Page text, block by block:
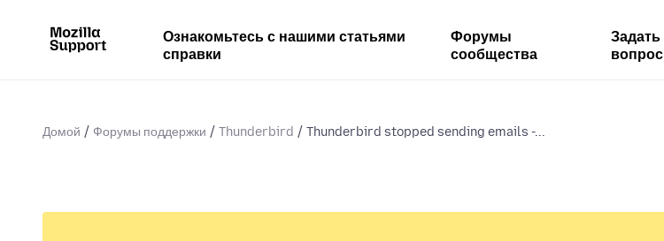
Ознакомьтесь с нашими статьями
справки
Форумы
сообщества
Задать
вопрос
Домой Форумы поддержки Thunderbird Thunderbird stopped sending emails -...